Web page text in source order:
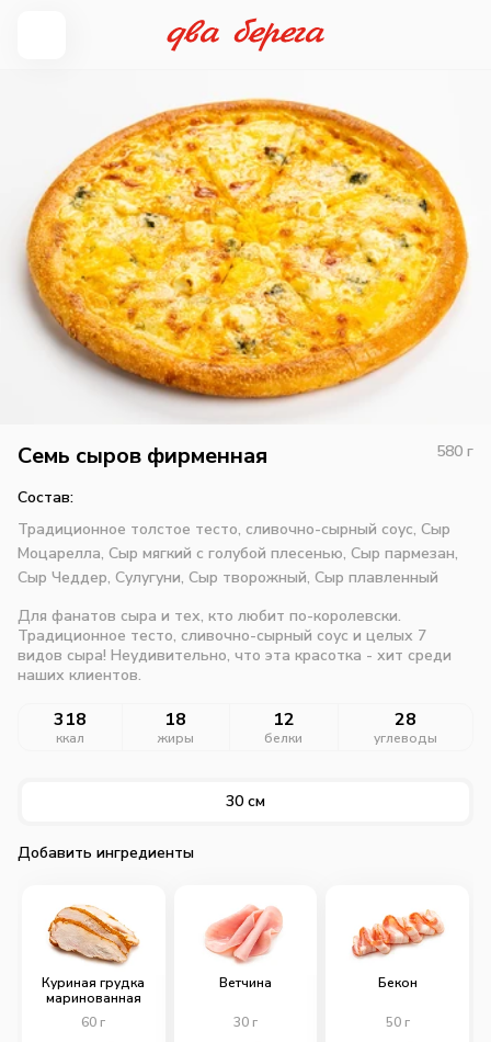
Семь сыров фирменная 580 г
Состав:
Традиционное толстое тесто, сливочно-сырный соус, Сыр
Моцарелла, Сыр мягкий с голубой плесенью, Сыр пармезан,
Сыр Чеддер, Сулугуни, Сыр творожный, Сыр плавленный
Для фанатов сыра и тех, кто любит по-королевски.
Традиционное тесто, сливочно-сырный соус и целых 7
видов сыра! Неудивительно, что эта красотка - хит среди
наших клиентов.
318
ккал
18
жиры
12
белки
28
углеводы
30 см
Добавить ингредиенты
Куриная грудка
маринованная
60 г
Ветчина
30г
Бекон
50г